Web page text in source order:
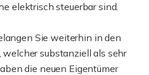
elektrisch steuerbar sind.
Sie weiterhin in den
welcher substanziell als sehr
die neuen Eigentümer